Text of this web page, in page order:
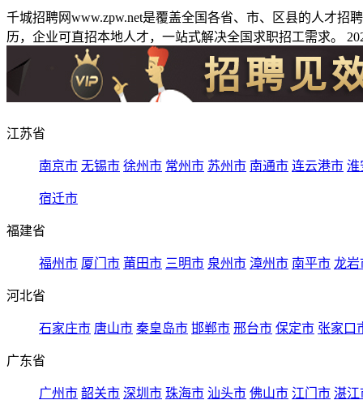
千城招聘网www.zpw.net是覆盖全国各省、市、区县的人才
历，企业可直招本地人才，一站式解决全国求职招工需求。
江苏省
南京市 无锡市 徐州市 常州市 苏州市 南通市 连云港市 淮
宿迁市
福建省
福州市 厦门市 莆田市 三明市 泉州市 漳州市 南平市 龙岩
河北省
石家庄市 唐山市 秦皇岛市 邯郸市 邢台市 保定市 张家口
广东省
广州市 韶关市 深圳市 珠海市 汕头市 佛山市 江门市 湛江